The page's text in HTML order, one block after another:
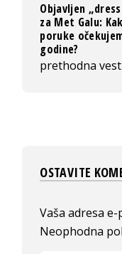
Objavljen
za Met Galu:
poruke
godine?
prethodna vest
OSTAVITE
Vaša adresa
Neophodna